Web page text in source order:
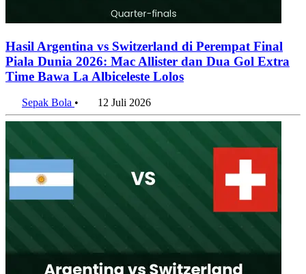
Hasil Argentina vs Switzerland di Perempat Final
Piala Dunia 2026: Mac Allister dan Dua Gol Extra
Time Bawa La Albiceleste Lolos
Sepak Bola • 12 Juli 2026